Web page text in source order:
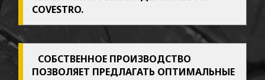
Садовая
мебель
Разное
COVESTRO.
СОБСТВЕННОЕ ПРОИЗВОДСТВО
ПОЗВОЛЯЕТ ПРЕДЛАГАТЬ ОПТИМАЛЬНЫЕ